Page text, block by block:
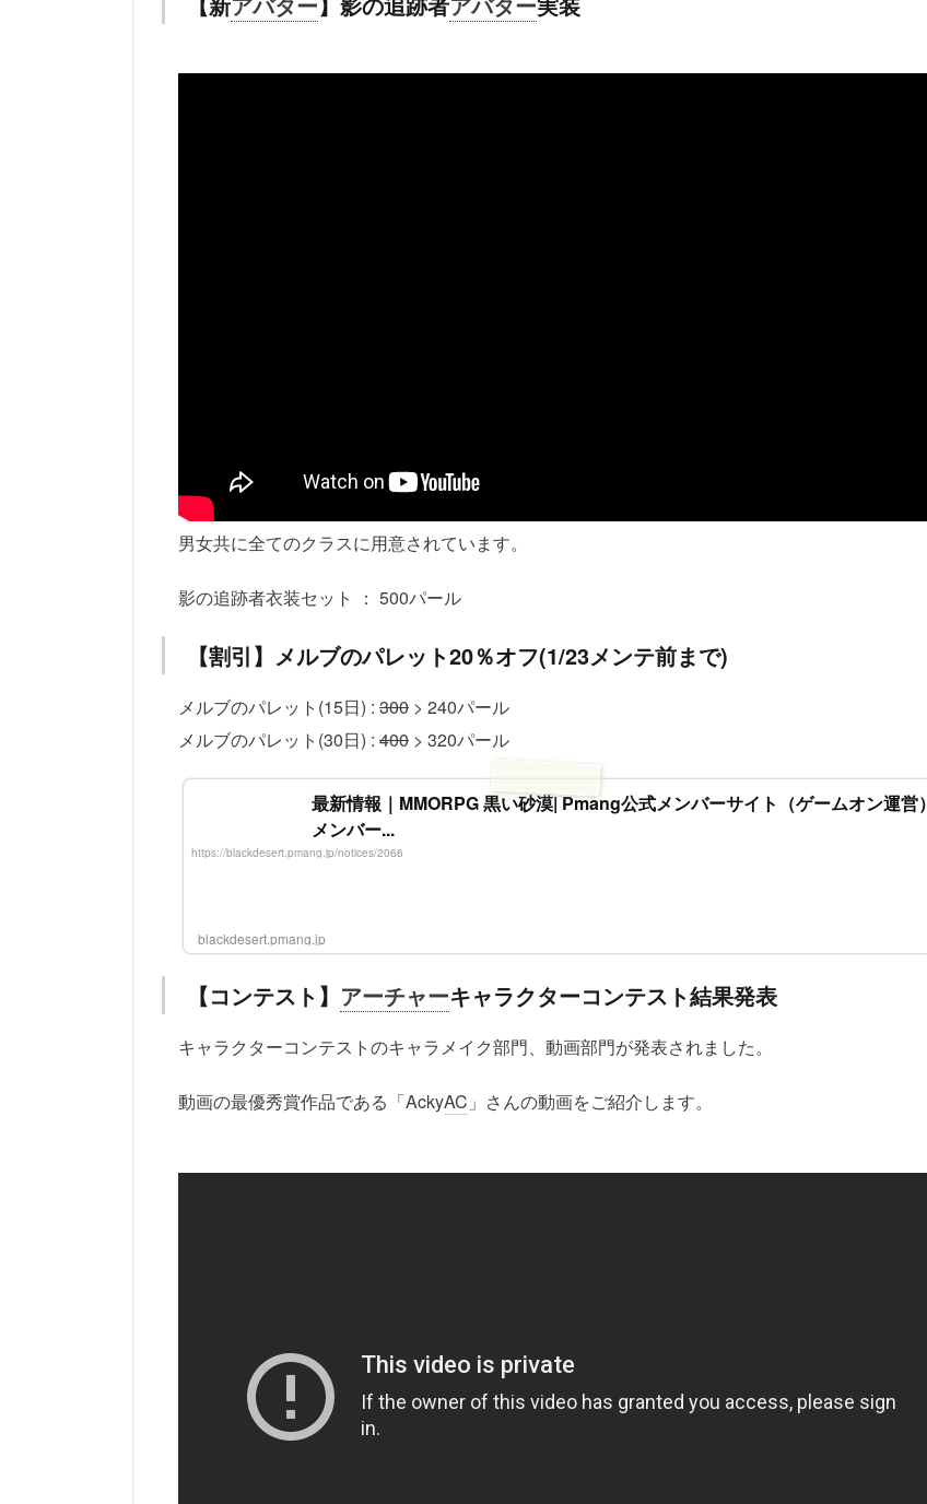
男女共に全てのクラスに用意されています。
影の追跡者衣装セット ： 500パール
【割引】メルブのパレット20％オフ(1/23メンテ前まで)
メルブのパレット(15日) : 300 > 240パール
メルブのパレット(30日) : 400 > 320パール
最新情報｜MMORPG 黒い砂漠| Pmang公式メンバーサイト（ゲームオン運営）
メンバー...
https://blackdesert.pmang.jp/notices/2066
blackdesert.pmang.jp
【コンテスト】 アーチャーキャラクターコンテスト結果発表
キャラクターコンテストのキャラメイク部門、動画部門が発表されました。
動画の最優秀賞作品である「AckyAC 」さんの動画をご紹介します。